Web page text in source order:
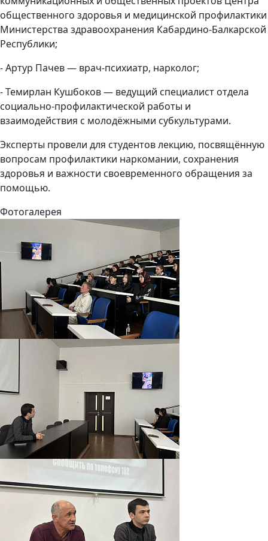
общественного здоровья и медицинской профилактики
Министерства здравоохранения Кабардино-Балкарской
Республики;
- Артур Пачев — врач-психиатр, нарколог;
- Темирлан Кушбоков — ведущий специалист отдела
социально-профилактической работы и
взаимодействия с молодёжными субкультурами.
Эксперты провели для студентов лекцию, посвящённую
вопросам профилактики наркомании, сохранения
здоровья и важности своевременного обращения за
помощью.
Фотогалерея